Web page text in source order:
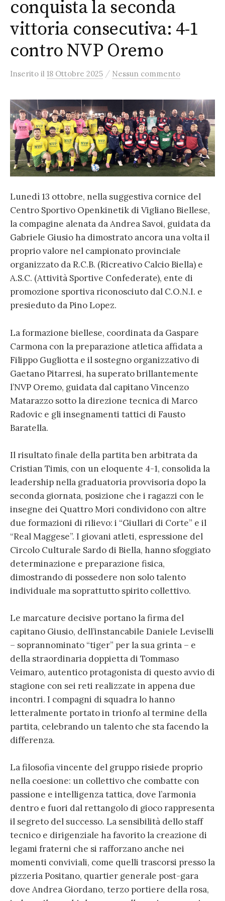
conquista la seconda
vittoria consecutiva: 4-1
contro NVP Oremo
Inserito il 18 Ottobre 2025 / Nessun commento
Lunedì 13 ottobre, nella suggestiva cornice del
Centro Sportivo Openkinetik di Vigliano Biellese,
la compagine alenata da Andrea Savoi, guidata da
Gabriele Giusio ha dimostrato ancora una volta il
proprio valore nel campionato provinciale
organizzato da R.C.B. (Ricreativo Calcio Biella) e
A.S.C. (Attività Sportive Confederate), ente di
promozione sportiva riconosciuto dal C.O.N.I. e
presieduto da Pino Lopez.
La formazione biellese, coordinata da Gaspare
Carmona con la preparazione atletica affidata a
Filippo Gugliotta e il sostegno organizzativo di
Gaetano Pitarresi, ha superato brillantemente
l’NVP Oremo, guidata dal capitano Vincenzo
Matarazzo sotto la direzione tecnica di Marco
Radovic e gli insegnamenti tattici di Fausto
Baratella.
Il risultato finale della partita ben arbitrata da
Cristian Timis, con un eloquente 4-1, consolida la
leadership nella graduatoria provvisoria dopo la
seconda giornata, posizione che i ragazzi con le
insegne dei Quattro Mori condividono con altre
due formazioni di rilievo: i “Giullari di Corte” e il
“Real Maggese”. I giovani atleti, espressione del
Circolo Culturale Sardo di Biella, hanno sfoggiato
determinazione e preparazione fisica,
dimostrando di possedere non solo talento
individuale ma soprattutto spirito collettivo.
Le marcature decisive portano la firma del
capitano Giusio, dell’instancabile Daniele Leviselli
– soprannominato “tiger” per la sua grinta – e
della straordinaria doppietta di Tommaso
Veimaro, autentico protagonista di questo avvio di
stagione con sei reti realizzate in appena due
incontri. I compagni di squadra lo hanno
letteralmente portato in trionfo al termine della
partita, celebrando un talento che sta facendo la
differenza.
La filosofia vincente del gruppo risiede proprio
nella coesione: un collettivo che combatte con
passione e intelligenza tattica, dove l’armonia
dentro e fuori dal rettangolo di gioco rappresenta
il segreto del successo. La sensibilità dello staff
tecnico e dirigenziale ha favorito la creazione di
legami fraterni che si rafforzano anche nei
momenti conviviali, come quelli trascorsi presso la
pizzeria Positano, quartier generale post-gara
dove Andrea Giordano, terzo portiere della rosa,